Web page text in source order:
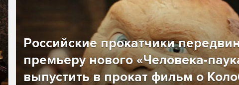
Российские прокатчики
премьеру нового «Человека-
выпустить в прокат фильм о